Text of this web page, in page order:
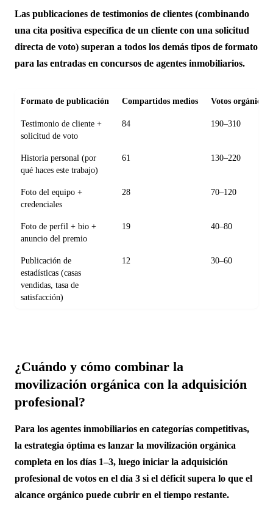
Las publicaciones de testimonios de clientes (combinando
una cita positiva específica de un cliente con una solicitud
directa de voto) superan a todos los demás tipos de formato
para las entradas en concursos de agentes inmobiliarios.
Formato de publicación Compartidos medios Votos orgánicos
Testimonio de cliente +
solicitud de voto
84 190–310
Historia personal (por
qué haces este trabajo)
61 130–220
Foto del equipo +
credenciales
28 70–120
Foto de perfil + bio +
anuncio del premio
19 40–80
Publicación de
estadísticas (casas
vendidas, tasa de
satisfacción)
12 30–60
¿Cuándo y cómo combinar la
movilización orgánica con la adquisición
profesional?
Para los agentes inmobiliarios en categorías competitivas,
la estrategia óptima es lanzar la movilización orgánica
completa en los días 1–3, luego iniciar la adquisición
profesional de votos en el día 3 si el déficit supera lo que el
alcance orgánico puede cubrir en el tiempo restante.